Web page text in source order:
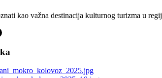
kao važna destinacija kulturnog turizma u